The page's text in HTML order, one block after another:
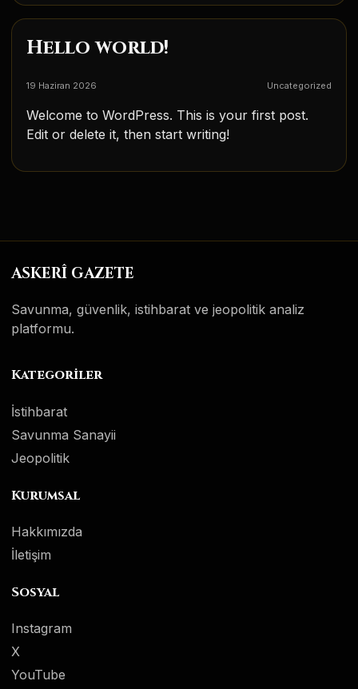
Hello world!
19 Haziran 2026 Uncategorized
Welcome to WordPress. This is your first post.
Edit or delete it, then start writing!
ASKERÎ GAZETE
Savunma, güvenlik, istihbarat ve jeopolitik analiz
platformu.
Kategoriler
İstihbarat
Savunma Sanayii
Jeopolitik
Kurumsal
Hakkımızda
İletişim
Sosyal
Instagram
X
YouTube